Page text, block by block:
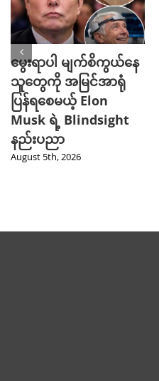
မွေးရာပါ မျက်စိကွယ်နေ
သူတွေကို အမြင်အာရုံ
ပြန်ရစေမယ့် Elon
Musk ရဲ့ Blindsight
နည်းပညာ
August 5th, 2026